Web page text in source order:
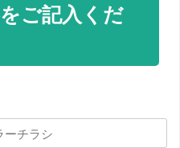
ご記入くだ